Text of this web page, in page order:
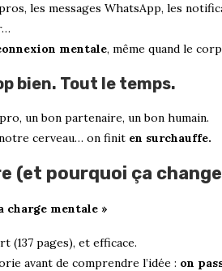
les messages WhatsApp, les
mentale, même quand le
bien. Tout le temps.
un bon partenaire, un bon humain.
cerveau… on finit en surchauffe.
(et pourquoi ça
charge mentale »
(137 pages), et efficace.
avant de comprendre l’idée : on